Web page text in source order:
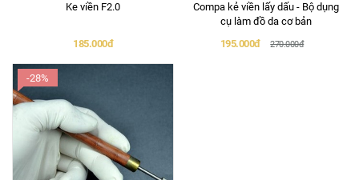
Ke viền F2.0
185.000đ
Compa kẻ viền lấy dấu - Bộ dụng
cụ làm đồ da cơ bản
195.000đ
270.000đ
-28%